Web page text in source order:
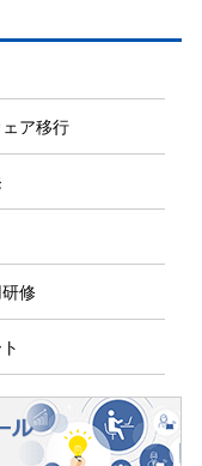
ア移行
修